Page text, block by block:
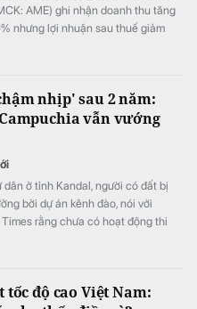
AME) ghi nhận doanh thu tăng
nhưng lợi nhuận sau thuế giảm
nghiệp.nhịp' sau 2 năm:
vẫn vướng
dân ở tỉnh Kandal, người có đất bị
bởi dự án kênh đào, nói với
Times rằng chưa có hoạt động thi
độ cao Việt Nam: